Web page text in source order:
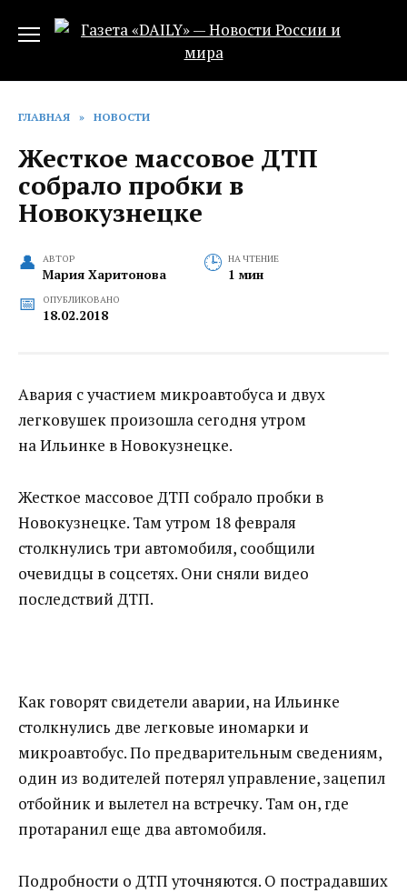
ГЛАВНАЯ » НОВОСТИ
Жесткое массовое ДТП
собрало пробки в
Новокузнецке
АВТОР
Мария Харитонова
НА ЧТЕНИЕ
1 мин
ОПУБЛИКОВАНО
18.02.2018
Авария с участием микроавтобуса и двух
легковушек произошла сегодня утром
на Ильинке в Новокузнецке.
Жесткое массовое ДТП собрало пробки в
Новокузнецке. Там утром 18 февраля
столкнулись три автомобиля, сообщили
очевидцы в соцсетях. Они сняли видео
последствий ДТП.
Как говорят свидетели аварии, на Ильинке
столкнулись две легковые иномарки и
микроавтобус. По предварительным сведениям,
один из водителей потерял управление, зацепил
отбойник и вылетел на встречку. Там он, где
протаранил еще два автомобиля.
Подробности о ДТП уточняются. О пострадавших